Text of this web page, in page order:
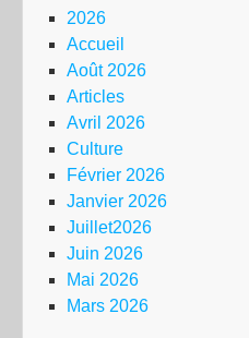
2026
Accueil
Août 2026
Articles
Avril 2026
Culture
Février 2026
Janvier 2026
Juillet2026
Juin 2026
Mai 2026
Mars 2026